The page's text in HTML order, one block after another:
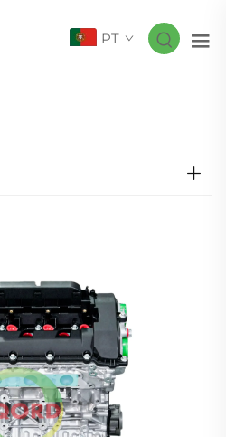
PT